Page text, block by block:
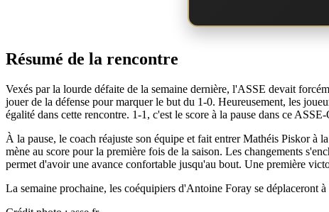
Résumé de la rencontre
Vexés par la lourde défaite de la semaine dernière, l'ASSE devait
jouer de la défense pour marquer le but du 1-0. Heureusement, les
égalité dans cette rencontre. 1-1, c'est le score à la pause dans ce
À la pause, le coach réajuste son équipe et fait entrer Mathéis Piskor
mène au score pour la première fois de la saison. Les changements
permet d'avoir une avance confortable jusqu'au bout. Une première
La semaine prochaine, les coéquipiers d'Antoine Foray se déplaceront